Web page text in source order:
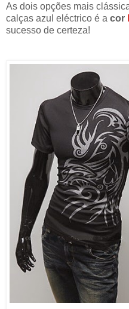
As dois opções mais
calças azul eléctrico é a cor
sucesso de certeza!